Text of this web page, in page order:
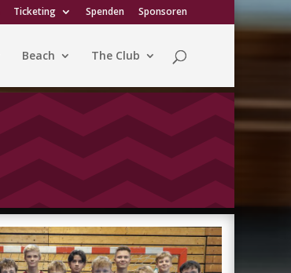
Ticketing Spenden Sponsoren
Beach The Club